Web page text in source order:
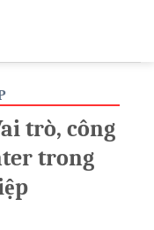
trò, công
trong